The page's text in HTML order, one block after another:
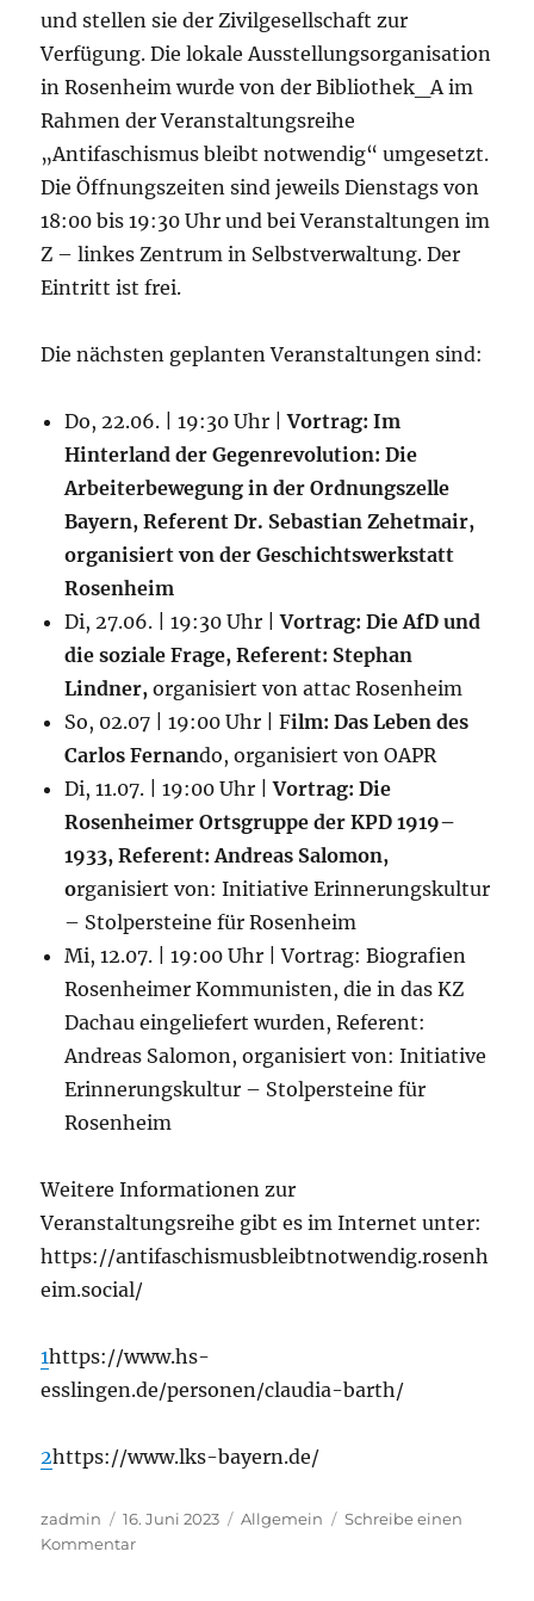
und stellen sie der Zivilgesellschaft zur
Verfügung. Die lokale Ausstellungsorganisation
in Rosenheim wurde von der Bibliothek_A im
Rahmen der Veranstaltungsreihe
„Antifaschismus bleibt notwendig“ umgesetzt.
Die Öffnungszeiten sind jeweils Dienstags von
18:00 bis 19:30 Uhr und bei Veranstaltungen im
Z – linkes Zentrum in Selbstverwaltung. Der
Eintritt ist frei.
Die nächsten geplanten Veranstaltungen sind:
Do, 22.06. | 19:30 Uhr |Vortrag: Im
Hinterland der Gegenrevolution: Die
Arbeiterbewegung in der Ordnungszelle
Bayern, Referent Dr. Sebastian Zehetmair,
organisiert von der Geschichtswerkstatt
Rosenheim
Di, 27.06. | 19:30 Uhr |Vortrag: Die AfD und
die soziale Frage, Referent: Stephan
Lindner,organisiert von attac Rosenheim
So, 02.07 | 19:00 Uhr | Film: Das Leben des
Carlos Fernando, organisiert von OAPR
Di, 11.07. | 19:00 Uhr |Vortrag: Die
Rosenheimer Ortsgruppe der KPD 1919–
1933, Referent: Andreas Salomon,
organisiert von: Initiative Erinnerungskultur
– Stolpersteine für Rosenheim
Mi, 12.07. | 19:00 Uhr | Vortrag: Biografien
Rosenheimer Kommunisten, die in das KZ
Dachau eingeliefert wurden, Referent:
Andreas Salomon, organisiert von: Initiative
Erinnerungskultur – Stolpersteine für
Rosenheim
Weitere Informationen zur
Veranstaltungsreihe gibt es im Internet unter:
https://antifaschismusbleibtnotwendig.rosenh
eim.social/
1https://www.hs-
esslingen.de/personen/claudia-barth/
2https://www.lks-bayern.de/
Autor
zadmin
Veröffentlicht
am
16. Juni 2023 Kategorien
Allgemein
Schreibe einen
Kommentarzu